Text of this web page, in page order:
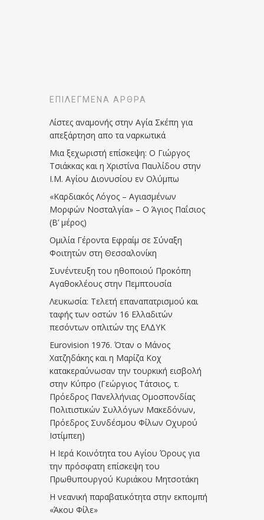
ΕΠΙΛΕΓΜΈΝΑ ΆΡΘΡΑ
Λίστες αναμονής στην Αγία Σκέπη για
απεξάρτηση απο τα ναρκωτικά
Μια ξεχωριστή επίσκεψη: Ο Γιώργος
Τσιάκκας και η Χριστίνα Παυλίδου στην
Ι.Μ. Αγίου Διονυσίου εν Ολύμπω
«Καρδιακός Λόγος – Αγιασμένων
Μορφών Νοσταλγία» – Ο Άγιος Παΐσιος
(Β’ μέρος)
Ομιλία Γέροντα Εφραίμ σε Σύναξη
Φοιτητών στη Θεσσαλονίκη
Συνέντευξη του ηθοποιού Προκόπη
Αγαθοκλέους στην Πεμπτουσία
Λευκωσία: Τελετή επαναπατρισμού και
ταφής των οστών 16 Ελλαδιτών
πεσόντων οπλιτών της ΕΛΔΥΚ
Eurovision 1976. Όταν ο Μάνος
Χατζηδάκης και η Μαρίζα Κοχ
κατακεραύνωσαν την τουρκική εισβολή
στην Κύπρο (Γεώργιος Τάτσιος, τ.
Πρόεδρος Πανελλήνιας Ομοσπονδίας
Πολιτιστικών Συλλόγων Μακεδόνων,
Πρόεδρος Συνδέσμου Φίλων Οχυρού
Ιστίμπεη)
Η Ιερά Κοινότητα του Αγίου Όρους για
την πρόσφατη επίσκεψη του
Πρωθυπουργού Κυριάκου Μητσοτάκη
Η νεανική παραβατικότητα στην εκπομπή
«Άκου Φίλε»